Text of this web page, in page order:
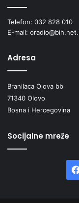
Telefon: 032 828 010
E-mail:
Adresa
Branilaca Olova bb
71340 Olovo
Bosna i Hercegovina
Socijalne mreže